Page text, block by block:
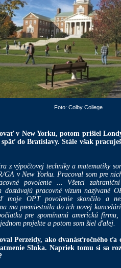
Foto: Colby College
v New Yorku, potom prišiel
do Bratislavy. Stále však
z výpočtovej techniky a matematiky
GA v New Yorku. Pracoval som pre
povolenie ... Všetci
dostávajú pracovné vízum nazývané
moje OPT povolenie skončilo a
ma premiestnila do ich novej
pre spomínanú americkú
projekte a potom som šiel ďalej.
Perzeidy, ako dvanásťročného
Slnka. Napriek tomu si sa